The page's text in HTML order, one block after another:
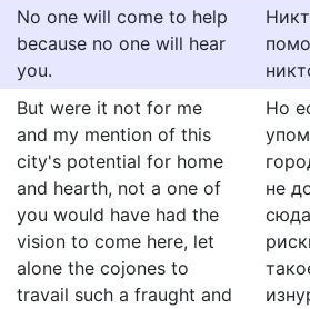
No one will come to help
because no one will hear
you.
But were it not for me
and my mention of this
city's potential for home
and hearth, not a one of
you would have had the
vision to come here, let
alone the cojones to
travail such a fraught and
Но
не